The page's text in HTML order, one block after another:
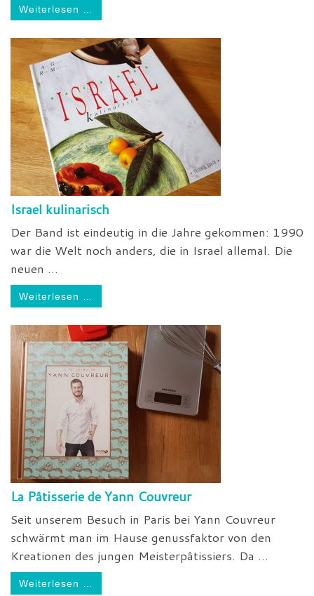
Weiterlesen …
Israel kulinarisch
Der Band ist eindeutig in die Jahre gekommen: 1990
war die Welt noch anders, die in Israel allemal. Die
neuen ...
Weiterlesen …
La Pâtisserie de Yann Couvreur
Seit unserem Besuch in Paris bei Yann Couvreur
schwärmt man im Hause genussfaktor von den
Kreationen des jungen Meisterpâtissiers. Da ...
Weiterlesen …